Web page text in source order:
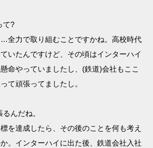
て?
…全力で取り組むことですかね。高校時代
いたんですけど、その頃はインターハイ
命やっていましたし、(鉄道)会社もここ
て頑張ってましたし。
んだね。
標を達成したら、その後のことを何も考え
。インターハイに出た後、鉄道会社入社